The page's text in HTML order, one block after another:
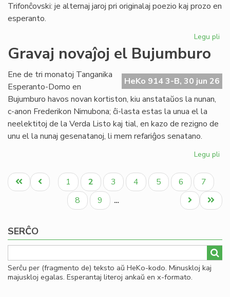
Trifonĉovski: je alternaj jaroj pri originalaj poezio kaj prozo en
esperanto.
Legu pli
Gravaj novaĵoj el Bujumburo
HeKo 914 3-B, 30 jun 26
Ene de tri monatoj Tanganika
Esperanto-Domo en
Bujumburo havos novan kortiston, kiu anstataŭos la nunan,
c-anon Frederikon Nimubona; ĉi-lasta estas la unua el la
neelektitoj de la Verda Listo kaj tial, en kazo de rezigno de
unu el la nunaj gesenatanoj, li mem refariĝos senatano.
Legu pli
Pagination
Unua
paĝo
Antaŭa
paĝo
Paĝo
1
Aktuala
paĝo
2 Paĝo
3 Paĝo
4 Paĝo
5 Paĝo
6 Paĝo
7
Paĝo
8 Paĝo
9 …
Last
page
Next
page
SERĈO
Serĉu per (fragmento de) teksto aŭ HeKo-kodo. Minuskloj kaj
majuskloj egalas. Esperantaj literoj ankaŭ en x-formato.